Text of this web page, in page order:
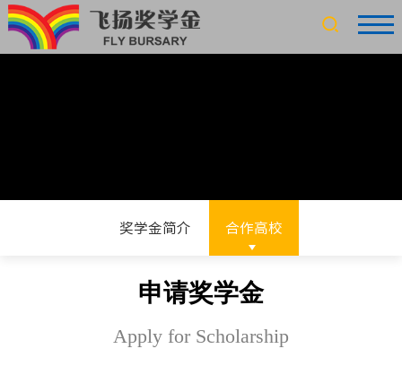
奖学金简介 合作高校
申请奖学金
Apply for Scholarship